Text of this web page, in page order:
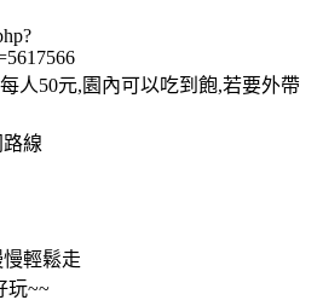
人50元,園內可以吃到飽,若要外帶
線
輕鬆走
玩~~